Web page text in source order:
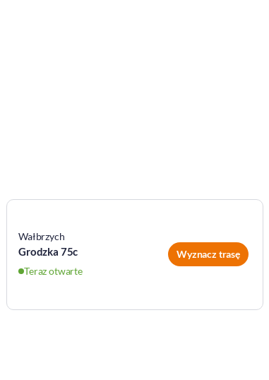
Wałbrzych
Grodzka 75c
Teraz otwarte
Wyznacz trasę